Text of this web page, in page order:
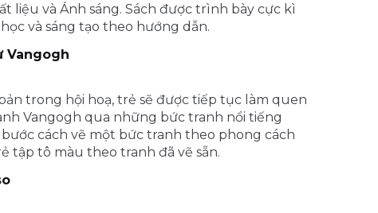
liệu và Ánh sáng. Sách được trình bày cực kì
và sáng tạo theo hướng dẫn.
Vangogh
trong hội hoạ, trẻ sẽ được tiếp tục làm quen
Vangogh qua những bức tranh nổi tiếng
cách vẽ một bức tranh theo phong cách
tập tô màu theo tranh đã vẽ sẵn.